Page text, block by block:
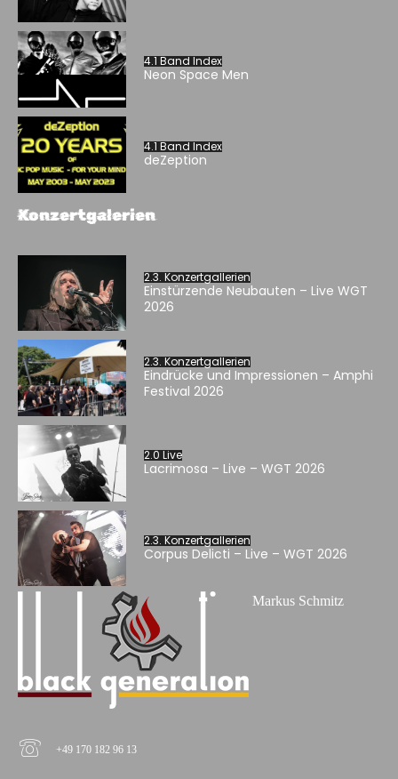
4.1 Band Index
Neon Space Men
4.1 Band Index
deZeption
Konzertgalerien
2.3. Konzertgallerien
Einstürzende Neubauten – Live WGT
2026
2.3. Konzertgallerien
Eindrücke und Impressionen – Amphi
Festival 2026
2.0 Live
Lacrimosa – Live – WGT 2026
2.3. Konzertgallerien
Corpus Delicti – Live – WGT 2026
Markus Schmitz
+49 170 182 96 13